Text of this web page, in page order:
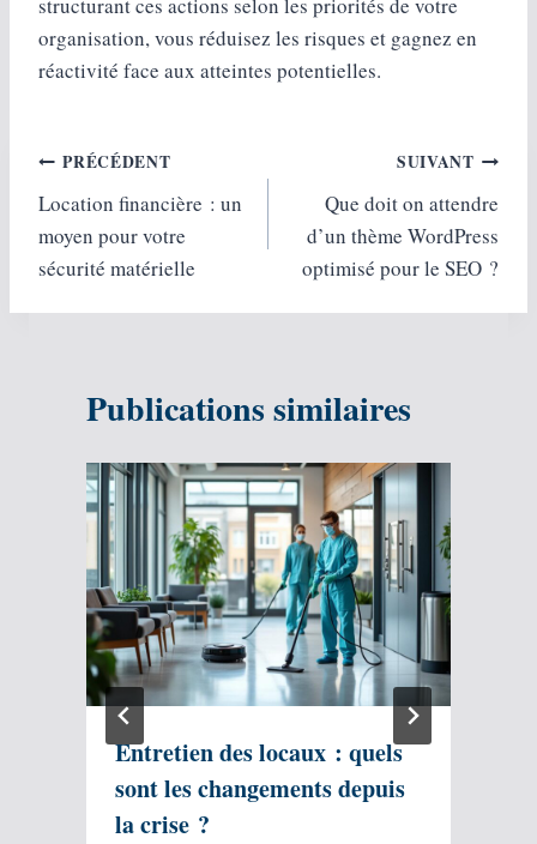
structurant ces actions selon les priorités de votre
organisation, vous réduisez les risques et gagnez en
réactivité face aux atteintes potentielles.
Navigation
de
l’article
PRÉCÉDENT
Location financière : un
moyen pour votre
sécurité matérielle
SUIVANT
Que doit on attendre
d’un thème WordPress
optimisé pour le SEO ?
Publications similaires
Entretien des locaux : quels
sont les changements depuis
la crise ?